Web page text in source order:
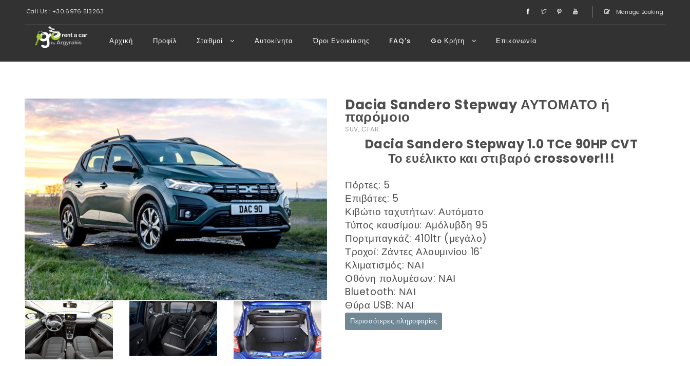
Call Us : +30.6976 513263 Manage Booking
Αρχική Προφίλ Σταθμοί Αυτοκίνητα Όροι Ενοικίασης FAQ's Go Κρήτη Επικονωνία
Dacia Sandero Stepway ΑΥΤΟΜΑΤΟ ή
παρόμοιο
SUV, CFAR
Dacia Sandero Stepway 1.0 TCe 90HP CVT
Το ευέλικτο και στιβαρό crossover!!!
Πόρτες: 5
Επιβάτες: 5
Κιβώτιο ταχυτήτων: Αυτόματο
Τύπος καυσίμου: Αμόλυβδη 95
Πορτμπαγκάζ: 410ltr (μεγάλο)
Τροχοί: Ζάντες Αλουμινίου 16'
Κλιματισμός: ΝΑΙ
Οθόνη πολυμέσων: ΝΑΙ
Bluetooth: ΝΑΙ
Θύρα USB: ΝΑΙ
Περισσότερες πληροφορίες